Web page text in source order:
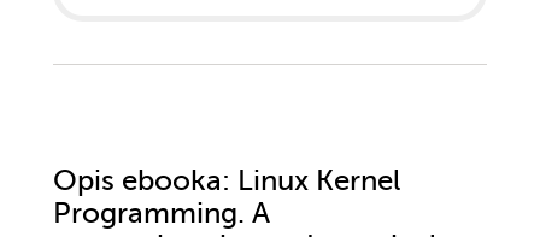
Opis ebooka: Linux Kernel
Programming. A